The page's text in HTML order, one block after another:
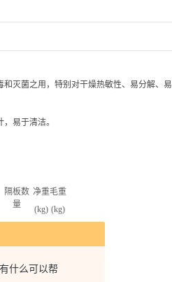
什么可以帮
灭菌之用，特别对干燥热敏性、易分解、易
易于清洁。
隔板数
量
净重毛重
(kg) (kg)
2 76 86
2 86 96